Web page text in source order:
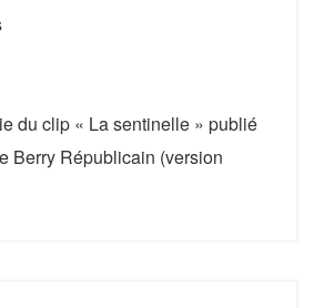
du clip « La sentinelle » publié
Berry Républicain (version